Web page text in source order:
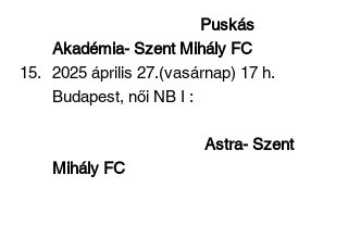
Puskás
Akadémia- Szent Mihály FC
2025 április 27.(vasárnap) 17 h.
Budapest, női NB I :
Astra- Szent
Mihály FC